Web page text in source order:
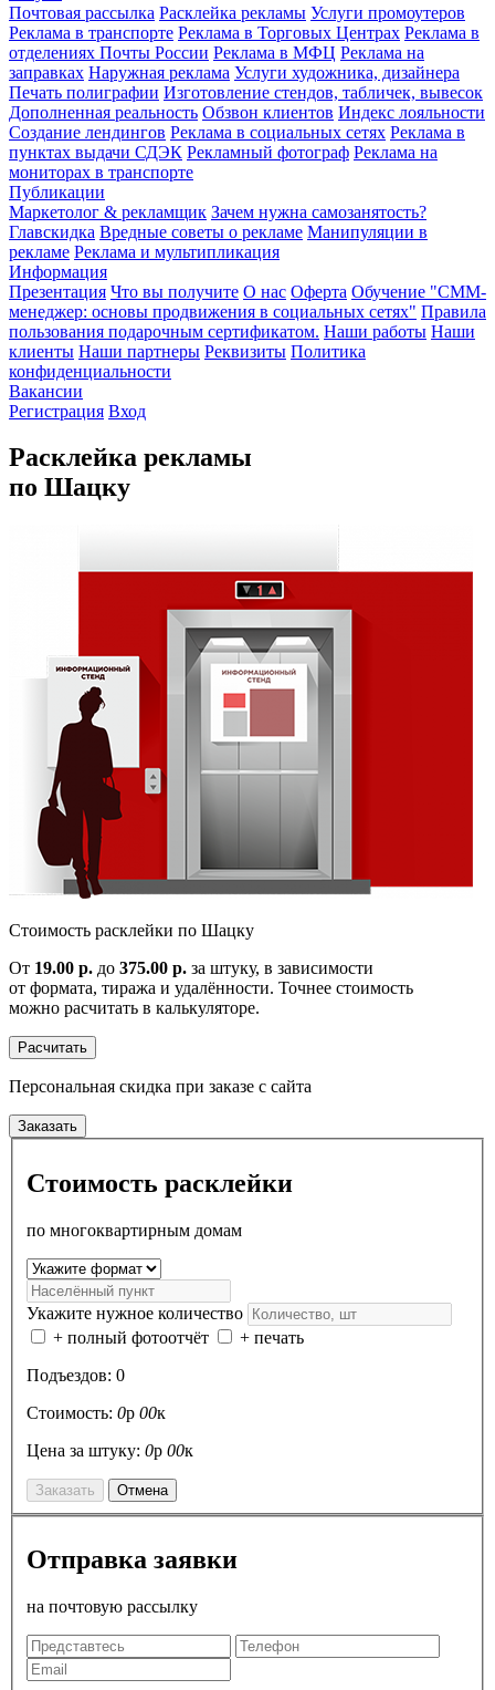
Почтовая рассылка Расклейка рекламы Услуги промоутеров
Реклама в транспорте Реклама в Торговых Центрах Реклама в
отделениях Почты России Реклама в МФЦ Реклама на
заправках Наружная реклама Услуги художника, дизайнера
Печать полиграфии Изготовление стендов, табличек, вывесок
Дополненная реальность Обзвон клиентов Индекс лояльности
Создание лендингов Реклама в социальных сетях Реклама в
пунктах выдачи СДЭК Рекламный фотограф Реклама на
мониторах в транспорте
Публикации
Маркетолог & рекламщик Зачем нужна самозанятость?
Главскидка Вредные советы о рекламе Манипуляции в
рекламе Реклама и мультипликация
Информация
Презентация Что вы получите О нас Оферта Обучение "СМM-
менеджер: основы продвижения в социальных сетях" Правила
пользования подарочным сертификатом. Наши работы Наши
клиенты Наши партнеры Реквизиты Политика
конфиденциальности
Вакансии
Регистрация Вход
Расклейка рекламы
по Шацку
Cтоимость расклейки по Шацку
От 19.00 р. до 375.00 р. за штуку, в зависимости
от формата, тиража и удалённости. Точнее стоимость
можно расчитать в калькуляторе.
Расчитать
Персональная скидка при заказе с сайта
Заказать
Стоимость расклейки
по многоквартирным домам
Укажите нужное количество
+ полный фотоотчёт
+ печать
Подъездов: 0
Стоимость: 0р 00к
Цена за штуку: 0р 00к
Заказать Отмена
Отправка заявки
на почтовую рассылку